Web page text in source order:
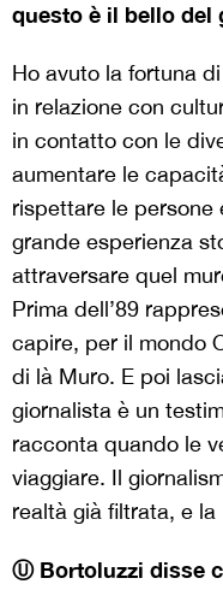
questo è il bello del
Ho avuto la fortuna
in relazione con
in contatto con le
aumentare le
rispettare le persone
grande esperienza
attraversare quel
Prima dell’89
capire, per il mondo
di là Muro. E poi
giornalista è un
racconta quando le
viaggiare. Il
realtà già filtrata, e
Ⓤ Bortoluzzi disse